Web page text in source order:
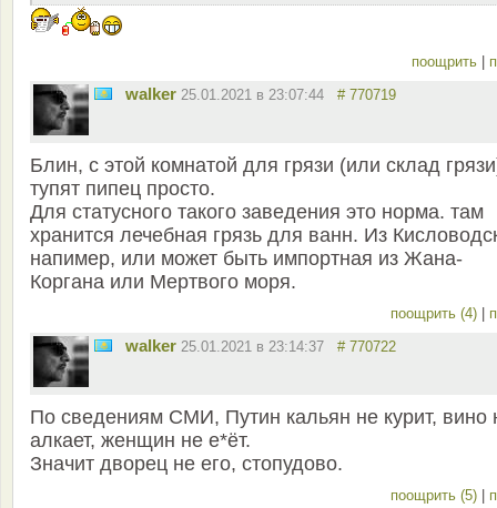
поощрить
walker 25.01.2021 в 23:07:44 # 770719
Блин, с этой комнатой для грязи (или склад
тупят пипец просто.
Для статусного такого заведения это норма. там
хранится лечебная грязь для ванн. Из
напимер, или может быть импортная из Жана-
Коргана или Мертвого моря.
поощрить (4)
walker 25.01.2021 в 23:14:37 # 770722
По сведениям СМИ, Путин кальян не курит, вино
алкает, женщин не е*ёт.
Значит дворец не его, стопудово.
поощрить (5)